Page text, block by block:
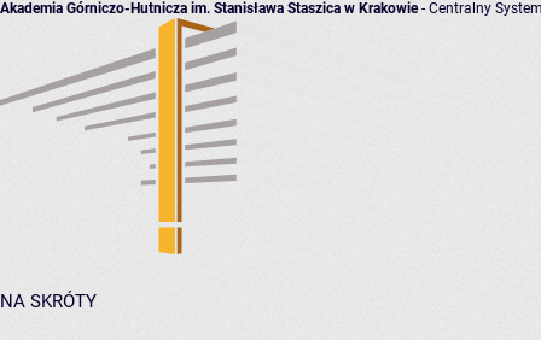
Akademia Górniczo-Hutnicza im. Stanisława Staszica w Krakowie- Centralny
NA SKRÓTY